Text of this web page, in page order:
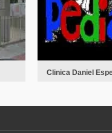
Clinica Daniel